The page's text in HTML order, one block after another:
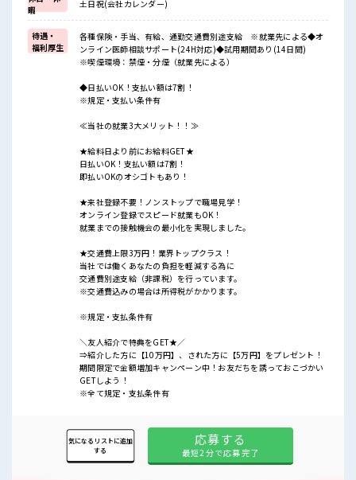
暇
土日祝(会社カレンダー)
待遇・
福利厚生
各種保険・手当、有給、通勤交通費別途支給 ※就業先による◆オ
ンライン医師相談サポート(24H対応)◆試用期間あり(14日間)
※喫煙環境：禁煙・分煙（就業先による）
◆日払いOK！支払い額は7割！
※規定・支払い条件有
≪当社の就業3大メリット！！≫
★給料日より前にお給料GET★
日払いOK！支払い額は7割！
即払いOKのオシゴトもあり！
★来社登録不要！ノンストップで職場見学！
オンライン登録でスピード就業もOK！
就業までの接触機会の最小化を実現しました。
★交通費上限3万円！業界トップクラス！
当社では働くあなたの負担を軽減する為に
交通費別途支給（非課税）を行っています。
※交通費込みの場合は所得税がかかります。
※規定・支払条件有
＼友人紹介で特典をGET★／
⇒紹介した方に【10万円】、された方に【5万円】をプレゼント！
期間限定で金額増加キャンペーン中！お友だちを誘っておこづかい
GETしよう！
※全て規定・支払条件有
応募する
最短2分で応募完了
気になるリストに追加
する